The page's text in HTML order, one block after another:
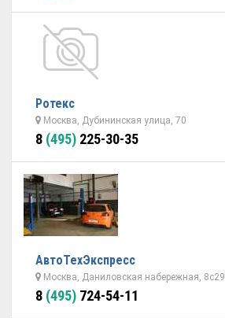
Ротекс
Москва, Дубининская улица, 70
8 (495) 225-30-35
АвтоТехЭкспресс
Москва, Даниловская набережная, 8с29
8 (495) 724-54-11